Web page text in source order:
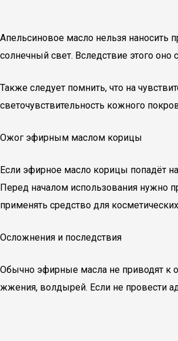
Апельсиновое масло нельзя наносить
солнечный свет. Вследствие этого
Также следует помнить, что на
светочувствительность кожного
Ожог эфирным маслом корицы
Если эфирное масло корицы попадёт
Перед началом использования нужно
применять средство для
Осложнения и последствия
Обычно эфирные масла не приводят к
жжения, волдырей. Если не провести